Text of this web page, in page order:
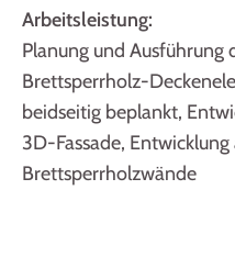
Arbeitsleistung:
Planung und
Brettsperrholz-
beidseitig beplankt,
3D-Fassade,
Brettsperrholzwände